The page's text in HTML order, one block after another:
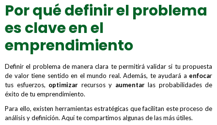
Por qué definir el problema
es clave en el
emprendimiento
Definir el problema de manera clara te permitirá validar si tu propuesta
de valor tiene sentido en el mundo real. Además, te ayudará a enfocar
tus esfuerzos, optimizar recursos y aumentar las probabilidades de
éxito de tu emprendimiento.
Para ello, existen herramientas estratégicas que facilitan este proceso de
análisis y definición. Aquí te compartimos algunas de las más útiles.